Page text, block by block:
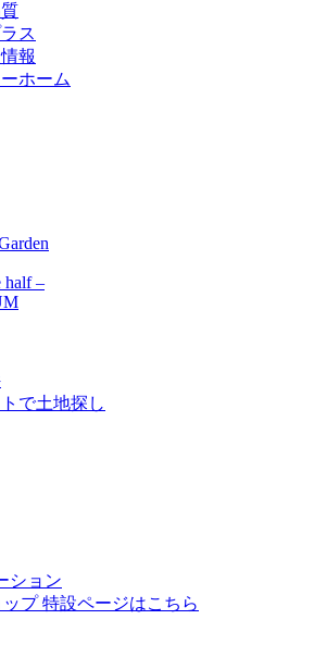
ス
報
ホーム
half –
で土地探し
ション
プ 特設ページはこちら